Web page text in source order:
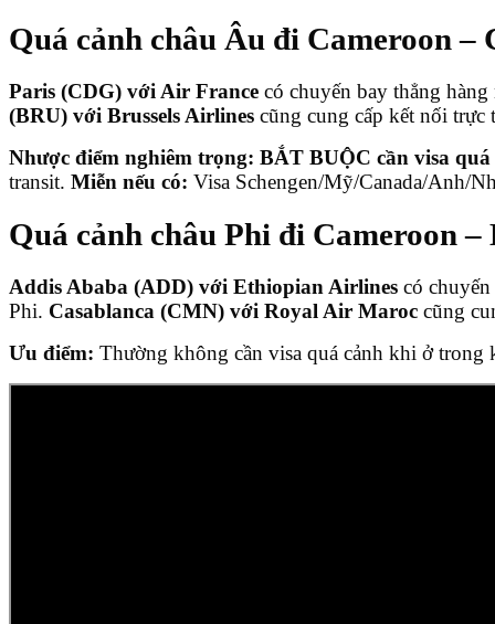
Quá cảnh châu Âu đi Cameroon –
Paris (CDG) với Air France có chuyến bay thẳng
(BRU) với Brussels Airlines cũng cung cấp kết nối
Nhược điểm nghiêm trọng: BẮT BUỘC cần visa quá
transit. Miễn nếu có: Visa Schengen/Mỹ/Canada/Anh/
Quá cảnh châu Phi đi Cameroon
Addis Ababa (ADD) với Ethiopian Airlines có
Phi. Casablanca (CMN) với Royal Air Maroc cũng
Ưu điểm: Thường không cần visa quá cảnh khi ở